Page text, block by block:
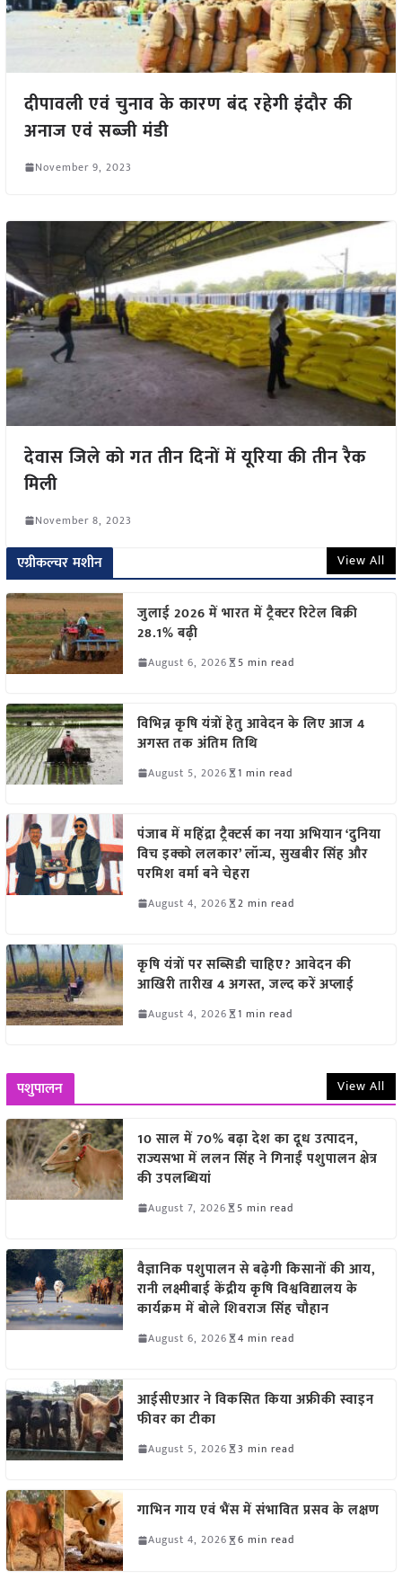
दीपावली एवं चुनाव के कारण बंद रहेगी इंदौर की
अनाज एवं सब्जी मंडी
November 9, 2023
देवास जिले को गत तीन दिनों में यूरिया की तीन रैक
मिली
November 8, 2023
एग्रीकल्चर मशीन View All
जुलाई 2026 में भारत में ट्रैक्टर रिटेल बिक्री
28.1% बढ़ी
August 6, 2026 5 min read
विभिन्न कृषि यंत्रों हेतु आवेदन के लिए आज 4
अगस्त तक अंतिम तिथि
August 5, 2026 1 min read
पंजाब में महिंद्रा ट्रैक्टर्स का नया अभियान ‘दुनिया
विच इक्को ललकार’ लॉन्च, सुखबीर सिंह और
परमिश वर्मा बने चेहरा
August 4, 2026 2 min read
कृषि यंत्रों पर सब्सिडी चाहिए? आवेदन की
आखिरी तारीख 4 अगस्त, जल्द करें अप्लाई
August 4, 2026 1 min read
पशुपालन View All
10 साल में 70% बढ़ा देश का दूध उत्पादन,
राज्यसभा में ललन सिंह ने गिनाईं पशुपालन क्षेत्र
की उपलब्धियां
August 7, 2026 5 min read
वैज्ञानिक पशुपालन से बढ़ेगी किसानों की आय,
रानी लक्ष्मीबाई केंद्रीय कृषि विश्वविद्यालय के
कार्यक्रम में बोले शिवराज सिंह चौहान
August 6, 2026 4 min read
आईसीएआर ने विकसित किया अफ्रीकी स्वाइन
फीवर का टीका
August 5, 2026 3 min read
गाभिन गाय एवं भैंस में संभावित प्रसव के लक्षण
August 4, 2026 6 min read